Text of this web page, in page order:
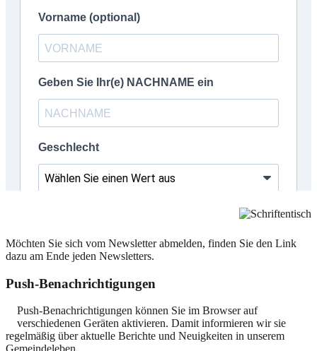
Möchten Sie sich vom Newsletter abmelden, finden Sie den Link
dazu am Ende jeden Newsletters.
Push-Benachrichtigungen
Push-Benachrichtigungen können Sie im Browser auf
verschiedenen Geräten aktivieren. Damit informieren wir sie
regelmäßig über aktuelle Berichte und Neuigkeiten in unserem